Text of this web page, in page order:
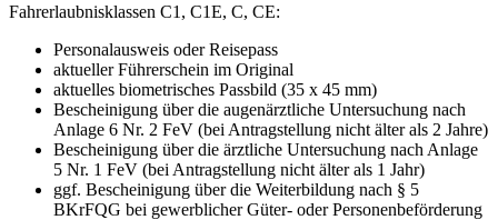
Fahrerlaubnisklassen C1, C1E, C, CE:
Personalausweis oder Reisepass
aktueller Führerschein im Original
aktuelles biometrisches Passbild (35 x 45 mm)
Bescheinigung über die augenärztliche Untersuchung nach
Anlage 6 Nr. 2 FeV (bei Antragstellung nicht älter als 2 Jahre)
Bescheinigung über die ärztliche Untersuchung nach Anlage
5 Nr. 1 FeV (bei Antragstellung nicht älter als 1 Jahr)
ggf. Bescheinigung über die Weiterbildung nach § 5
BKrFQG bei gewerblicher Güter- oder Personenbeförderung